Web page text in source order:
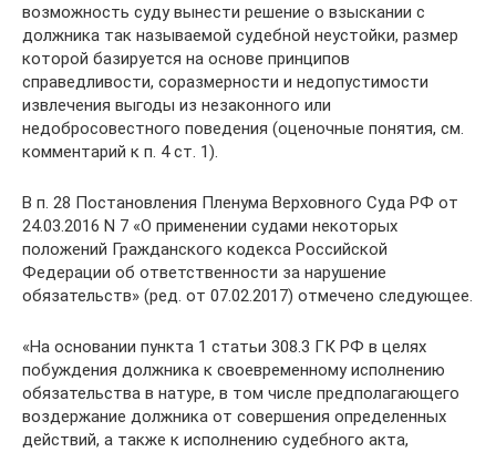
возможность суду вынести решение о взыскании с
должника так называемой судебной неустойки, размер
которой базируется на основе принципов
справедливости, соразмерности и недопустимости
извлечения выгоды из незаконного или
недобросовестного поведения (оценочные понятия, см.
комментарий к п. 4 ст. 1).
В п. 28 Постановления Пленума Верховного Суда РФ от
24.03.2016 N 7 «О применении судами некоторых
положений Гражданского кодекса Российской
Федерации об ответственности за нарушение
обязательств» (ред. от 07.02.2017) отмечено следующее.
«На основании пункта 1 статьи 308.3 ГК РФ в целях
побуждения должника к своевременному исполнению
обязательства в натуре, в том числе предполагающего
воздержание должника от совершения определенных
действий, а также к исполнению судебного акта,